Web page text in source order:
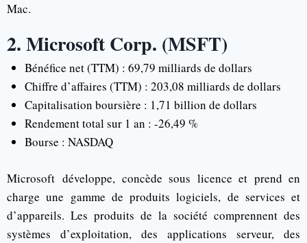
Mac.
2. Microsoft Corp. (MSFT)
Bénéfice net (TTM) : 69,79 milliards de dollars
Chiffre d’affaires (TTM) : 203,08 milliards de dollars
Capitalisation boursière : 1,71 billion de dollars
Rendement total sur 1 an : -26,49 %
Bourse : NASDAQ
Microsoft développe, concède sous licence et prend en
charge une gamme de produits logiciels, de services et
d’appareils. Les produits de la société comprennent des
systèmes d’exploitation, des applications serveur, des